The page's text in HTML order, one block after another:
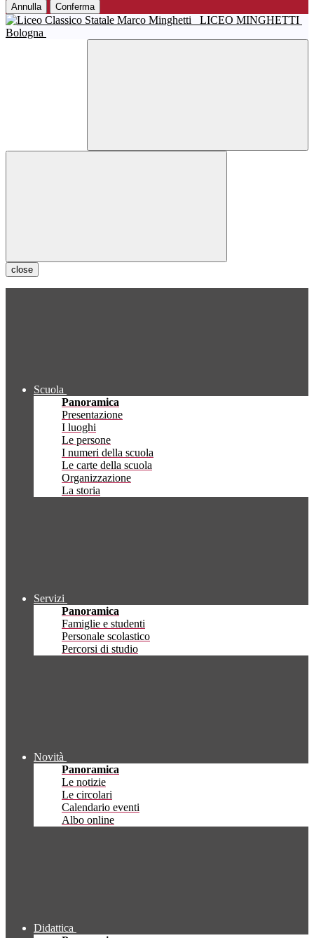
Annulla Conferma
LICEO MINGHETTI
Bologna
close
Scuola
Panoramica
Presentazione
I luoghi
Le persone
I numeri della scuola
Le carte della scuola
Organizzazione
La storia
Servizi
Panoramica
Famiglie e studenti
Personale scolastico
Percorsi di studio
Novità
Panoramica
Le notizie
Le circolari
Calendario eventi
Albo online
Didattica